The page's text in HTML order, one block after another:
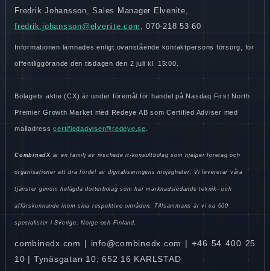
Fredrik Johansson, Sales Manager Elvenite,
fredrik.johansson@elvenite.com , 070-218 53 60
Informationen lämnades enligt ovanstående kontaktpersons försorg, för
offentliggörande den tisdagen den 2 juli kl. 15:00.
Bolagets aktie (CX) är under föremål för handel på Nasdaq First North
Premier Growth Market med Redeye AB som Certified Adviser med
mailadresscertifiedadviser@redeye.se
CombinedX är en familj av nischade it-konsultbolag som hjälper företag och
organisationer att dra fördel av digitaliseringens möjligheter. Vi levererar våra
tjänster genom helägda dotterbolag som har marknadsledande teknik- och
affärskunnande inom sina respektive områden. Tillsammans är vi ca 600
specialister i Sverige, Norge och Finland.
combinedx.com | info@combinedx.com | +46 54 400 25
10 | Tynäsgatan 10, 652 16 KARLSTAD